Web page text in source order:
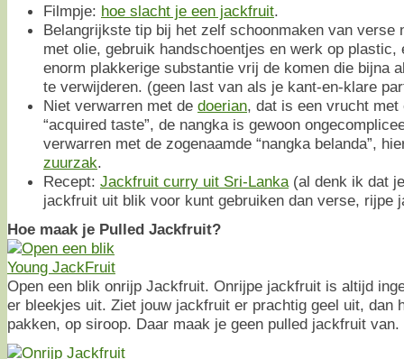
Filmpje: hoe slacht je een jackfruit.
Belangrijkste tip bij het zelf schoonmaken van verse
met olie, gebruik handschoentjes en werk op
enorm plakkerige substantie vrij de komen die bijna
te verwijderen. (geen last van als je kant-en-klare
Niet verwarren met de doerian, dat is een vrucht met
“acquired taste”, de nangka is gewoon
verwarren met de zogenaamde “nangka belanda”,
zuurzak.
Recept: Jackfruit curry uit Sri-Lanka (al denk ik dat
jackfruit uit blik voor kunt gebruiken dan verse, rijpe
Hoe maak je Pulled Jackfruit?
Open een blik onrijp Jackfruit. Onrijpe jackfruit is altijd
er bleekjes uit. Ziet jouw jackfruit er prachtig geel uit, dan
pakken, op siroop. Daar maak je geen pulled jackfruit van.